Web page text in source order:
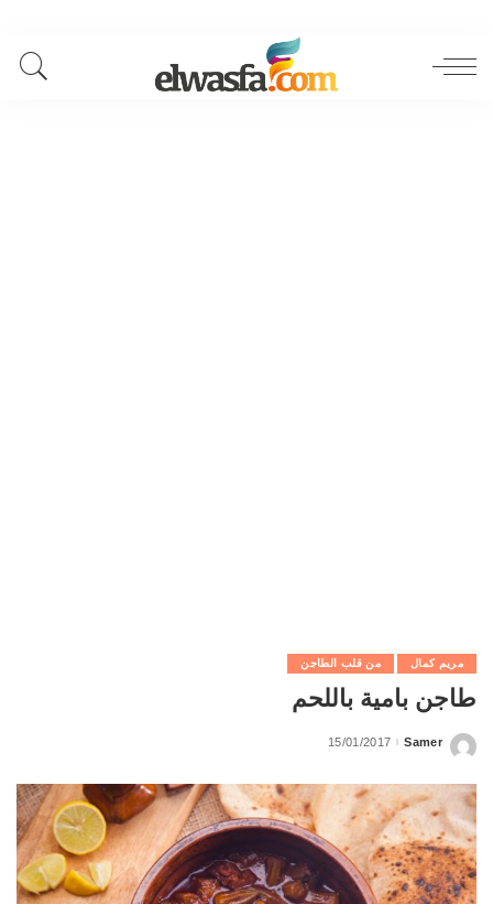
مريم كمال من قلب الطاجن
طاجن بامية باللحم
Posted
Samer
15/01/2017